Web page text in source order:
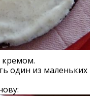
один из маленьких